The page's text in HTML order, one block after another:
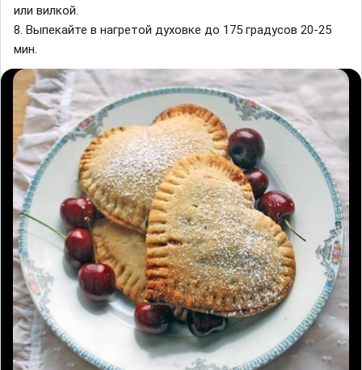
или вилкой.
8. Выпекайте в нагретой духовке до 175 градусов 20-25
мин.